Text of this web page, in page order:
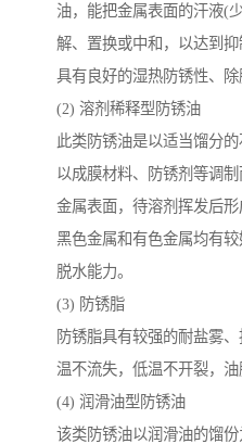
油，能把金属表面的汗液(
解、置换或中和，以达到
具有良好的湿热防锈性、除
(2) 溶剂稀释型防锈油
此类防锈油是以适当馏分
以成膜材料、防锈剂等调
金属表面，待溶剂挥发后
黑色金属和有色金属均有
脱水能力。
(3) 防锈脂
防锈脂具有较强的耐盐雾
温不流失，低温不开裂，油
(4) 润滑油型防锈油
该类防锈油以润滑油的馏